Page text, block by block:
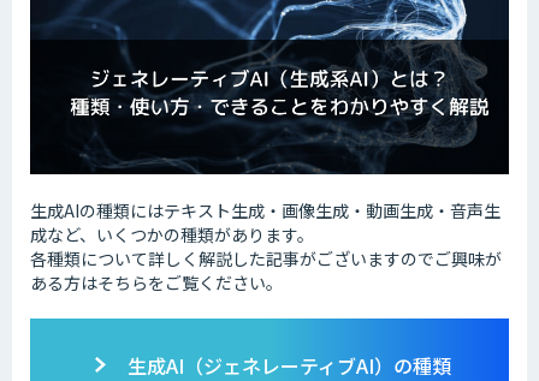
生成AIの種類にはテキスト生成・画像生成・動画生成・音声生
成など、いくつかの種類があります。
各種類について詳しく解説した記事がございますのでご興味が
ある方はそちらをご覧ください。
生成AI（ジェネレーティブAI）の種類